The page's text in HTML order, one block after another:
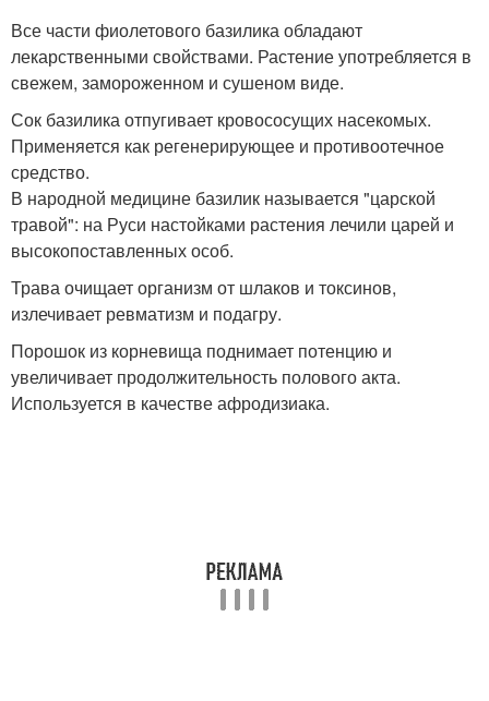
Все части фиолетового базилика обладают
лекарственными свойствами. Растение употребляется в
свежем, замороженном и сушеном виде.
Сок базилика отпугивает кровососущих насекомых.
Применяется как регенерирующее и противоотечное
средство.
В народной медицине базилик называется "царской
травой": на Руси настойками растения лечили царей и
высокопоставленных особ.
Трава очищает организм от шлаков и токсинов,
излечивает ревматизм и подагру.
Порошок из корневища поднимает потенцию и
увеличивает продолжительность полового акта.
Используется в качестве афродизиака.